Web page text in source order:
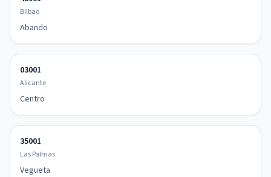
Bilbao
Abando
03001
Alicante
Centro
35001
Las Palmas
Vegueta